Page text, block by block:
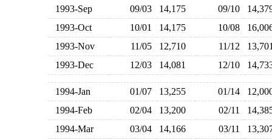
1993-Sep
09/03 14,175 09/10
1993-Oct
10/01 14,175 10/08
1993-Nov
11/05 12,710 11/12
1993-Dec
12/03 14,081 12/10
1994-Jan 01/07 13,255 01/14
1994-Feb
02/04 13,200 02/11
1994-Mar
03/04 14,166 03/11